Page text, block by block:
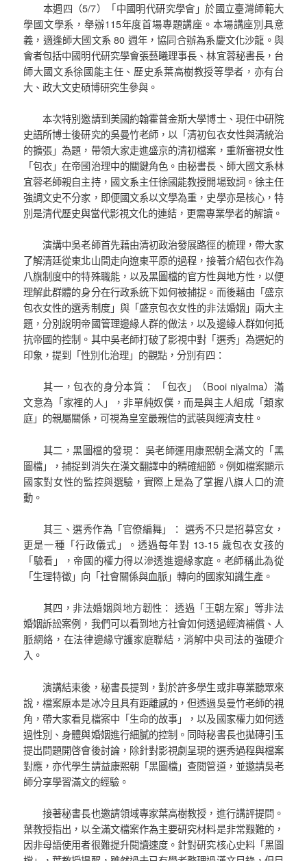
本週四（5/7）「中國明代研究學會」於國立臺灣師範大
學國文學系，舉辦115年度首場專題講座。本場講座別具意
義，適逢師大國文系 80 週年，協同合辦為系慶文化沙龍。與
會者包括中國明代研究學會張藝曦理事長、林宜蓉秘書長，台
師大國文系徐國能主任、歷史系葉高樹教授等學者，亦有台
大、政大文史碩博研究生參與。
本次特別邀請到美國約翰霍普金斯大學博士、現任中研院
史語所博士後研究的吳曼竹老師，以「清初包衣女性與清統治
的擴張」為題，帶領大家走進盛京的清初檔案，重新審視女性
「包衣」在帝國治理中的關鍵角色。由秘書長、師大國文系林
宜蓉老師親自主持，國文系主任徐國能教授開場致詞。徐主任
強調文史不分家，即便國文系以文學為重，史學亦是核心，特
別是清代歷史與當代影視文化的連結，更需專業學者的解讀。
演講中吳老師首先藉由清初政治發展路徑的梳理，帶大家
了解清廷從東北山間走向遼東平原的過程，接著介紹包衣作為
八旗制度中的特殊職能，以及黑圖檔的官方性與地方性，以便
理解此群體的身分在行政系統下如何被捕捉。而後藉由「盛京
包衣女性的選秀制度」與「盛京包衣女性的非法婚姻」兩大主
題，分別說明帝國管理邊緣人群的做法，以及邊緣人群如何抵
抗帝國的控制。其中吳老師打破了影視中對「選秀」為選妃的
印象，提到「性別化治理」的觀點，分別有四：
其一，包衣的身分本質： 「包衣」（Booi niyalma）滿
文意為「家裡的人」，非單純奴僕，而是與主人組成「類家
庭」的親屬關係，可視為皇室最親信的武裝與經濟支柱。
其二，黑圖檔的發現： 吳老師運用康熙朝全滿文的「黑
圖檔」，捕捉到消失在漢文翻譯中的精確細節。例如檔案顯示
國家對女性的監控與選驗，實際上是為了掌握八旗人口的流
動。
其三、選秀作為「官僚編舞」： 選秀不只是招募宮女，
更是一種「行政儀式」。透過每年對 13-15 歲包衣女孩的
「驗看」，帝國的權力得以滲透進邊緣家庭。老師稱此為從
「生理特徵」向「社會關係與血脈」轉向的國家知識生產。
其四，非法婚姻與地方韌性： 透過「王朝左案」等非法
婚姻訴訟案例，我們可以看到地方社會如何透過經濟補償、人
脈網絡，在法律邊緣守護家庭聯結，消解中央司法的強硬介
入。
演講結束後，秘書長提到，對於許多學生或非專業聽眾來
說，檔案原本是冰冷且具有距離感的，但透過吳曼竹老師的視
角，帶大家看見檔案中「生命的故事」，以及國家權力如何透
過性別、身體與婚姻進行細膩的控制。同時秘書長也拋磚引玉
提出問題開啓會後討論，除針對影視劇呈現的選秀過程與檔案
對應，亦代學生請益康熙朝「黑圖檔」查閱管道，並邀請吳老
師分享學習滿文的經驗。
接著秘書長也邀請領域專家葉高樹教授，進行講評提問。
葉教授指出，以全滿文檔案作為主要研究材料是非常艱難的，
因非母語使用者很難提升閱讀速度。針對研究核心史料「黑圖